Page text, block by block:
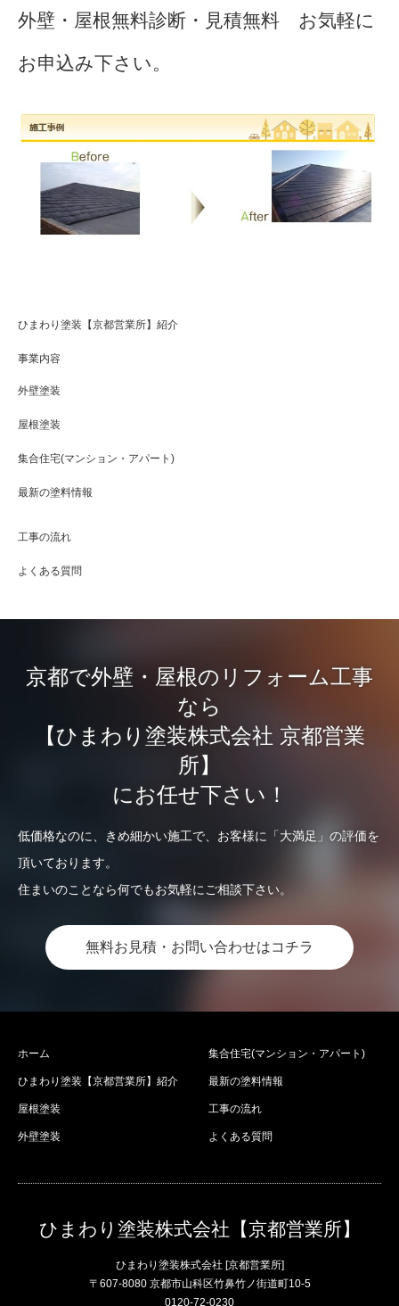
外壁・屋根無料診断・見積無料 お気軽に
お申込み下さい。
ひまわり塗装【京都営業所】紹介
事業内容
外壁塗装
屋根塗装
集合住宅(マンション・アパート)
最新の塗料情報
工事の流れ
よくある質問
京都で外壁・屋根のリフォーム工事
なら
【ひまわり塗装株式会社 京都営業
所】
にお任せ下さい！
低価格なのに、きめ細かい施工で、お客様に「大満足」の評価を
頂いております。
住まいのことなら何でもお気軽にご相談下さい。
無料お見積・お問い合わせはコチラ
ホーム
ひまわり塗装【京都営業所】紹介
屋根塗装
外壁塗装
集合住宅(マンション・アパート)
最新の塗料情報
工事の流れ
よくある質問
ひまわり塗装株式会社【京都営業所】
ひまわり塗装株式会社 [京都営業所]
〒607-8080 京都市山科区竹鼻竹ノ街道町10-5
0120-72-0230